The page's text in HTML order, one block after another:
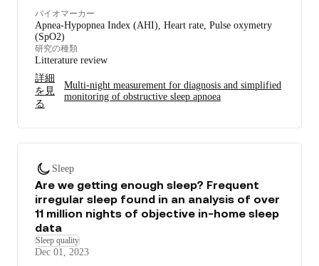
バイオマーカー
Apnea-Hypopnea Index (AHI), Heart rate, Pulse oxymetry
(SpO2)
研究の種類
Litterature review
詳細
を見
る
Multi-night measurement for diagnosis and simplified
monitoring of obstructive sleep apnoea
Sleep
Are we getting enough sleep? Frequent
irregular sleep found in an analysis of over
11 million nights of objective in-home sleep
data
Sleep quality
Dec 01, 2023